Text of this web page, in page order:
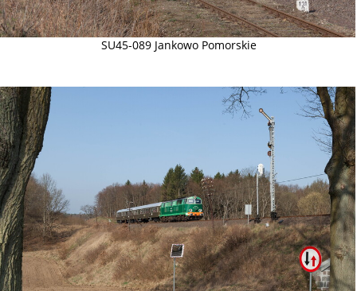
SU45-089 Jankowo Pomorskie